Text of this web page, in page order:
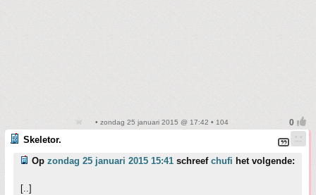
• zondag 25 januari 2015 @ 17:42 • 104
Skeletor.
Op zondag 25 januari 2015 15:41 schreef chufi het volgende:
[..]